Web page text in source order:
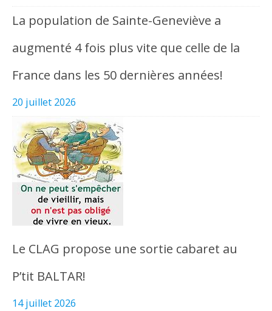
La population de Sainte-Geneviève a
augmenté 4 fois plus vite que celle de la
France dans les 50 dernières années!
20 juillet 2026
Le CLAG propose une sortie cabaret au
P’tit BALTAR!
14 juillet 2026